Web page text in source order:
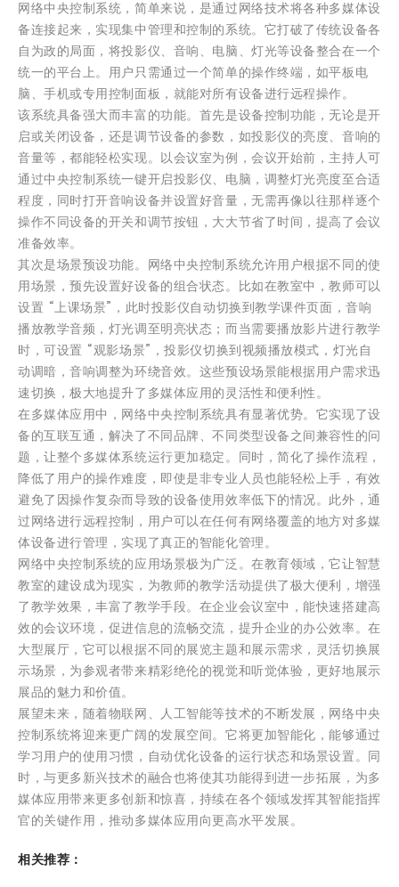
网络中央控制系统，简单来说，是通过网络技术将各种多媒体设
备连接起来，实现集中管理和控制的系统。它打破了传统设备各
自为政的局面，将投影仪、音响、电脑、灯光等设备整合在一个
统一的平台上。用户只需通过一个简单的操作终端，如平板电
脑、手机或专用控制面板，就能对所有设备进行远程操作。
该系统具备强大而丰富的功能。首先是设备控制功能，无论是开
启或关闭设备，还是调节设备的参数，如投影仪的亮度、音响的
音量等，都能轻松实现。以会议室为例，会议开始前，主持人可
通过中央控制系统一键开启投影仪、电脑，调整灯光亮度至合适
程度，同时打开音响设备并设置好音量，无需再像以往那样逐个
操作不同设备的开关和调节按钮，大大节省了时间，提高了会议
准备效率。
其次是场景预设功能。网络中央控制系统允许用户根据不同的使
用场景，预先设置好设备的组合状态。比如在教室中，教师可以
设置 “上课场景”，此时投影仪自动切换到教学课件页面，音响
播放教学音频，灯光调至明亮状态；而当需要播放影片进行教学
时，可设置 “观影场景”，投影仪切换到视频播放模式，灯光自
动调暗，音响调整为环绕音效。这些预设场景能根据用户需求迅
速切换，极大地提升了多媒体应用的灵活性和便利性。
在多媒体应用中，网络中央控制系统具有显著优势。它实现了设
备的互联互通，解决了不同品牌、不同类型设备之间兼容性的问
题，让整个多媒体系统运行更加稳定。同时，简化了操作流程，
降低了用户的操作难度，即使是非专业人员也能轻松上手，有效
避免了因操作复杂而导致的设备使用效率低下的情况。此外，通
过网络进行远程控制，用户可以在任何有网络覆盖的地方对多媒
体设备进行管理，实现了真正的智能化管理。
网络中央控制系统的应用场景极为广泛。在教育领域，它让智慧
教室的建设成为现实，为教师的教学活动提供了极大便利，增强
了教学效果，丰富了教学手段。在企业会议室中，能快速搭建高
效的会议环境，促进信息的流畅交流，提升企业的办公效率。在
大型展厅，它可以根据不同的展览主题和展示需求，灵活切换展
示场景，为参观者带来精彩绝伦的视觉和听觉体验，更好地展示
展品的魅力和价值。
展望未来，随着物联网、人工智能等技术的不断发展，网络中央
控制系统将迎来更广阔的发展空间。它将更加智能化，能够通过
学习用户的使用习惯，自动优化设备的运行状态和场景设置。同
时，与更多新兴技术的融合也将使其功能得到进一步拓展，为多
媒体应用带来更多创新和惊喜，持续在各个领域发挥其智能指挥
官的关键作用，推动多媒体应用向更高水平发展。
相关推荐：